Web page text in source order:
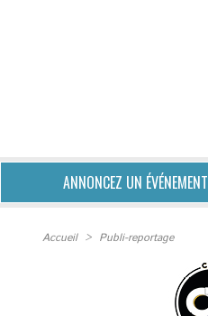
ANNONCEZ UN ÉVÉNEMENT
Accueil > Publi-reportage